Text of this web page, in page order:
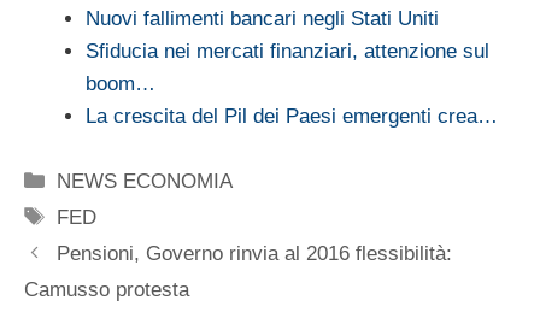
Nuovi fallimenti bancari negli Stati Uniti
Sfiducia nei mercati finanziari, attenzione sul
boom…
La crescita del Pil dei Paesi emergenti crea…
Categorie
NEWS ECONOMIA
Tag
FED
Pensioni, Governo rinvia al 2016 flessibilità:
Camusso protesta